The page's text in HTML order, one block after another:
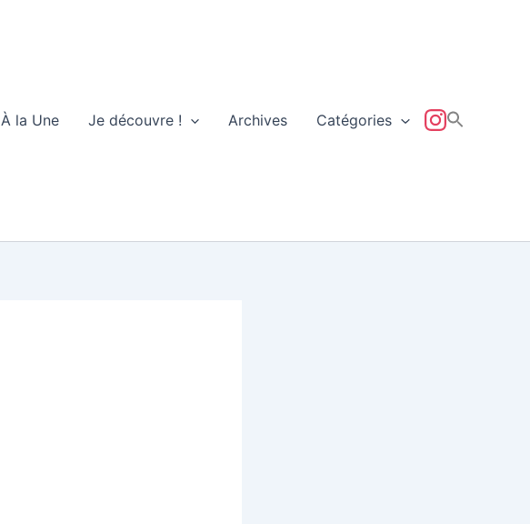
À la Une Je découvre ! Archives Catégories